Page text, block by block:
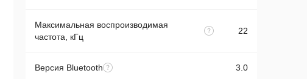
Максимальная воспроизводимая
частота, кГц
22
Версия Bluetooth 3.0